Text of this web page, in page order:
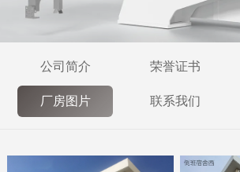
公司简介 荣誉证书
厂房图片 联系我们